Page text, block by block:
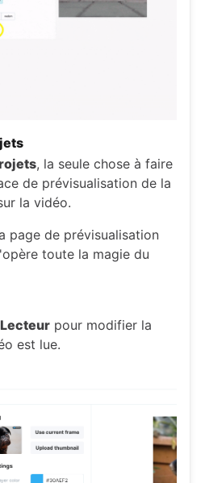
, la seule chose à faire
de prévisualisation de la
la vidéo.
page de prévisualisation
toute la magie du
Lecteur pour modifier la
est lue.